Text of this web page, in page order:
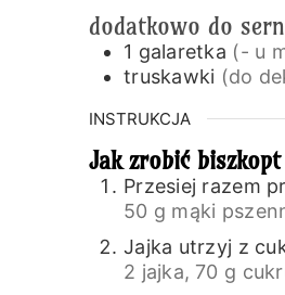
dodatkowo do
1 galaretka (- u
truskawki (do
INSTRUKCJA
Jak zrobić
Przesiej razem
50 g mąki
Jajka utrzyj z
2 jajka, 70 g